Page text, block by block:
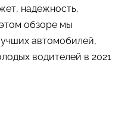
надежность,
обзоре мы
автомобилей,
водителей в 2021